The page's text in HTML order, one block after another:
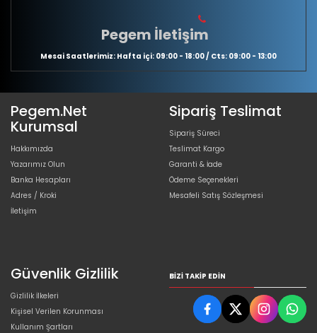
Pegem İletişim
Mesai Saatlerimiz: Hafta içi: 09:00 - 18:00 / Cts: 09:00 - 13:00
Pegem.Net
Kurumsal
Hakkımızda
Yazarımız Olun
Banka Hesapları
Adres / Kroki
İletişim
Sipariş Teslimat
Sipariş Süreci
Teslimat Kargo
Garanti & İade
Ödeme Seçenekleri
Mesafeli Satış Sözleşmesi
Güvenlik Gizlilik
Gizlilik İlkeleri
Kişisel Verilen Korunması
Kullanım Şartları
BIZI TAKIP EDIN